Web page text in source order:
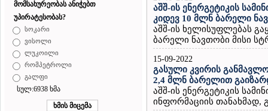
მომსახურეობას ანიჭებთ
უპირატესობას?
სოკარი
ვისოლი
ლუკოილი
რომპეტროლი
გალფი
სულ:6938 ხმა
აშშ-ის ენერგეტიკის
კიდევ 10 მლნ ბარელი
აშშ-ის ხელისუფლებას
ბარელი ნავთობი მისი
15-09-2022
გასული კვირის
2,4 მლნ ბარელით
აშშ-ის ენერგეტიკის
ინფორმაციის თანახმად,